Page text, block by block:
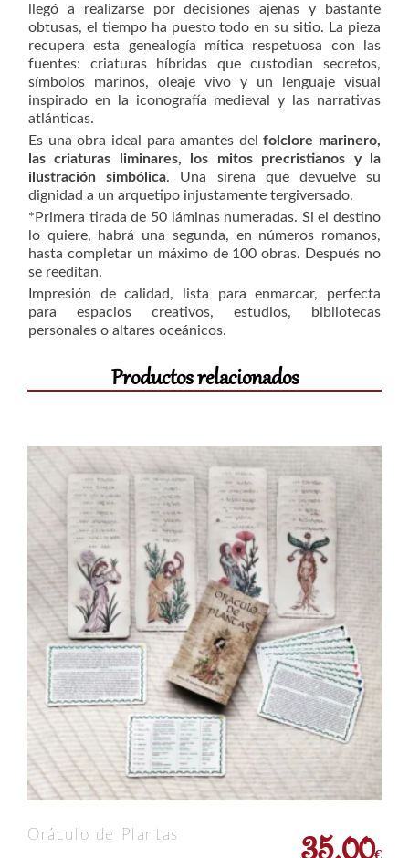
llegó a realizarse por decisiones ajenas y bastante
obtusas, el tiempo ha puesto todo en su sitio. La pieza
recupera esta genealogía mítica respetuosa con las
fuentes: criaturas híbridas que custodian secretos,
símbolos marinos, oleaje vivo y un lenguaje visual
inspirado en la iconografía medieval y las narrativas
atlánticas.
Es una obra ideal para amantes delfolclore marinero,
las criaturas liminares, los mitos precristianos y la
ilustración simbólica. Una sirena que devuelve su
dignidad a un arquetipo injustamente tergiversado.
*Primera tirada de 50 láminas numeradas. Si el destino
lo quiere, habrá una segunda, en números romanos,
hasta completar un máximo de 100 obras. Después no
se reeditan.
Impresión de calidad, lista para enmarcar, perfecta
para espacios creativos, estudios, bibliotecas
personales o altares oceánicos.
Productos relacionados
Oráculo de Plantas 35,00